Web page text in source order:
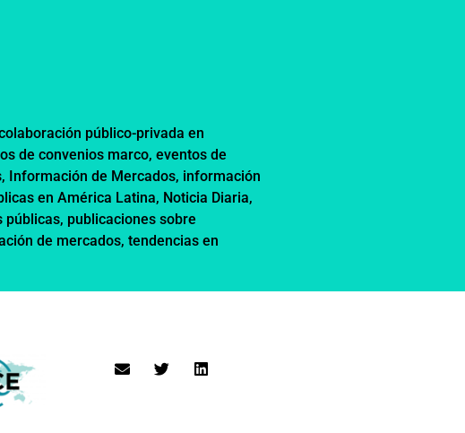
público-privada en
de convenios marco, eventos de
, Información de Mercados, información
en América Latina, Noticia Diaria,
públicas, publicaciones sobre
de mercados, tendencias en